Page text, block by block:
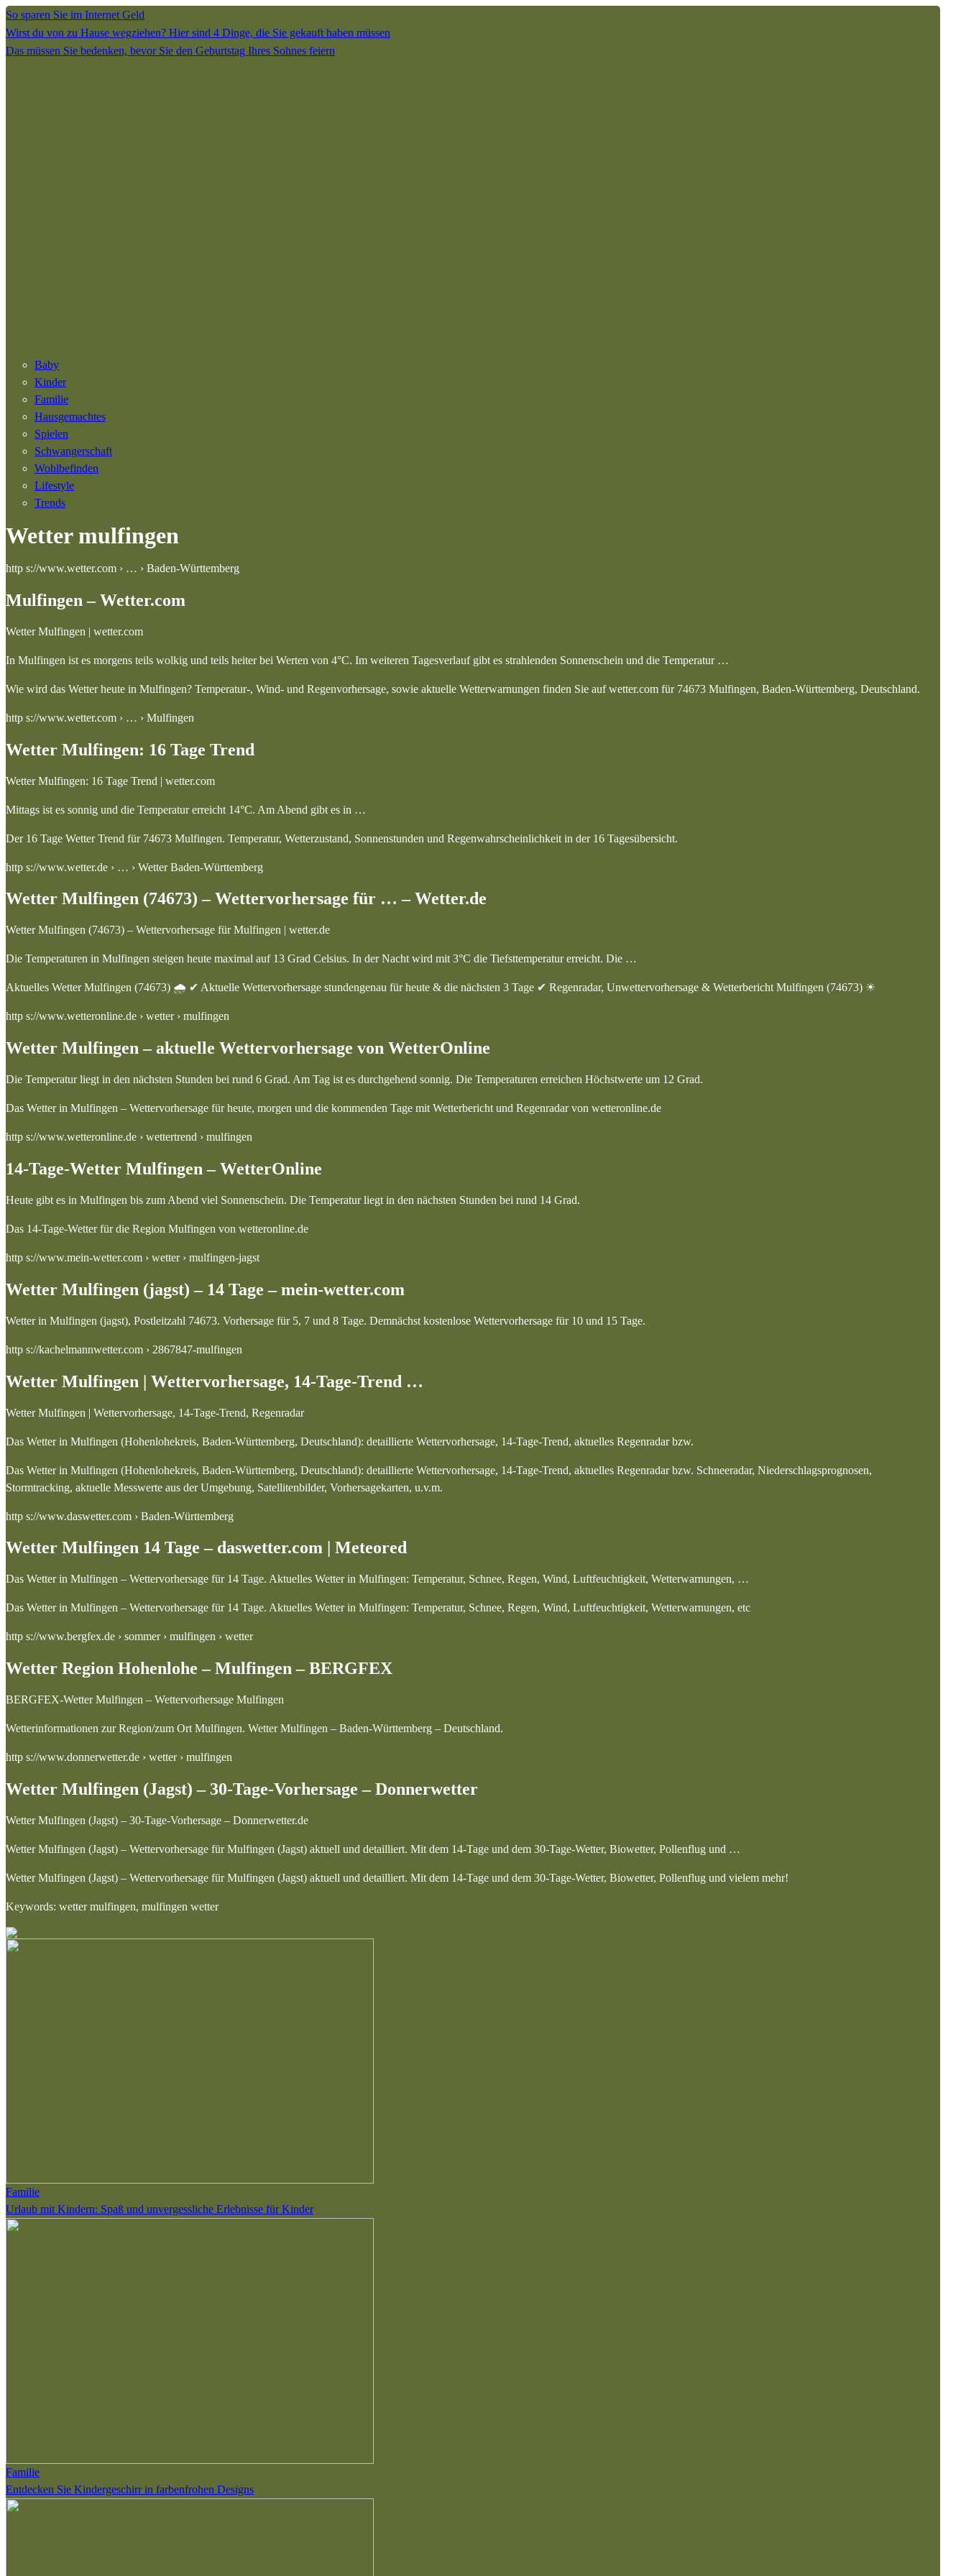
So sparen Sie im Internet Geld
Wirst du von zu Hause wegziehen? Hier sind 4 Dinge, die Sie gekauft haben müssen
Das müssen Sie bedenken, bevor Sie den Geburtstag Ihres Sohnes feiern
Baby
Kinder
Familie
Hausgemachtes
Spielen
Schwangerschaft
Wohlbefinden
Lifestyle
Trends
Wetter mulfingen
http s://www.wetter.com › … › Baden-Württemberg
Mulfingen – Wetter.com
Wetter Mulfingen | wetter.com
In Mulfingen ist es morgens teils wolkig und teils heiter bei Werten von 4°C. Im weiteren Tagesverlauf gibt es strahlenden Sonnenschein und die Temperatur …
Wie wird das Wetter heute in Mulfingen? Temperatur-, Wind- und Regenvorhersage, sowie aktuelle Wetterwarnungen finden Sie auf wetter.com für 74673 Mulfingen, Baden-Württemberg, Deutschland.
http s://www.wetter.com › … › Mulfingen
Wetter Mulfingen: 16 Tage Trend
Wetter Mulfingen: 16 Tage Trend | wetter.com
Mittags ist es sonnig und die Temperatur erreicht 14°C. Am Abend gibt es in …
Der 16 Tage Wetter Trend für 74673 Mulfingen. Temperatur, Wetterzustand, Sonnenstunden und Regenwahrscheinlichkeit in der 16 Tagesübersicht.
http s://www.wetter.de › … › Wetter Baden-Württemberg
Wetter Mulfingen (74673) – Wettervorhersage für … – Wetter.de
Wetter Mulfingen (74673) – Wettervorhersage für Mulfingen | wetter.de
Die Temperaturen in Mulfingen steigen heute maximal auf 13 Grad Celsius. In der Nacht wird mit 3°C die Tiefsttemperatur erreicht. Die …
Aktuelles Wetter Mulfingen (74673) 🌧️ ✔ Aktuelle Wettervorhersage stundengenau für heute & die nächsten 3 Tage ✔ Regenradar, Unwettervorhersage & Wetterbericht Mulfingen (74673) ☀
http s://www.wetteronline.de › wetter › mulfingen
Wetter Mulfingen – aktuelle Wettervorhersage von WetterOnline
Die Temperatur liegt in den nächsten Stunden bei rund 6 Grad. Am Tag ist es durchgehend sonnig. Die Temperaturen erreichen Höchstwerte um 12 Grad.
Das Wetter in Mulfingen – Wettervorhersage für heute, morgen und die kommenden Tage mit Wetterbericht und Regenradar von wetteronline.de
http s://www.wetteronline.de › wettertrend › mulfingen
14-Tage-Wetter Mulfingen – WetterOnline
Heute gibt es in Mulfingen bis zum Abend viel Sonnenschein. Die Temperatur liegt in den nächsten Stunden bei rund 14 Grad.
Das 14-Tage-Wetter für die Region Mulfingen von wetteronline.de
http s://www.mein-wetter.com › wetter › mulfingen-jagst
Wetter Mulfingen (jagst) – 14 Tage – mein-wetter.com
Wetter in Mulfingen (jagst), Postleitzahl 74673. Vorhersage für 5, 7 und 8 Tage. Demnächst kostenlose Wettervorhersage für 10 und 15 Tage.
http s://kachelmannwetter.com › 2867847-mulfingen
Wetter Mulfingen | Wettervorhersage, 14-Tage-Trend …
Wetter Mulfingen | Wettervorhersage, 14-Tage-Trend, Regenradar
Das Wetter in Mulfingen (Hohenlohekreis, Baden-Württemberg, Deutschland): detaillierte Wettervorhersage, 14-Tage-Trend, aktuelles Regenradar bzw.
Das Wetter in Mulfingen (Hohenlohekreis, Baden-Württemberg, Deutschland): detaillierte Wettervorhersage, 14-Tage-Trend, aktuelles Regenradar bzw. Schneeradar, Niederschlagsprognosen,
Stormtracking, aktuelle Messwerte aus der Umgebung, Satellitenbilder, Vorhersagekarten, u.v.m.
http s://www.daswetter.com › Baden-Württemberg
Wetter Mulfingen 14 Tage – daswetter.com | Meteored
Das Wetter in Mulfingen – Wettervorhersage für 14 Tage. Aktuelles Wetter in Mulfingen: Temperatur, Schnee, Regen, Wind, Luftfeuchtigkeit, Wetterwarnungen, …
Das Wetter in Mulfingen – Wettervorhersage für 14 Tage. Aktuelles Wetter in Mulfingen: Temperatur, Schnee, Regen, Wind, Luftfeuchtigkeit, Wetterwarnungen, etc
http s://www.bergfex.de › sommer › mulfingen › wetter
Wetter Region Hohenlohe – Mulfingen – BERGFEX
BERGFEX-Wetter Mulfingen – Wettervorhersage Mulfingen
Wetterinformationen zur Region/zum Ort Mulfingen. Wetter Mulfingen – Baden-Württemberg – Deutschland.
http s://www.donnerwetter.de › wetter › mulfingen
Wetter Mulfingen (Jagst) – 30-Tage-Vorhersage – Donnerwetter
Wetter Mulfingen (Jagst) – 30-Tage-Vorhersage – Donnerwetter.de
Wetter Mulfingen (Jagst) – Wettervorhersage für Mulfingen (Jagst) aktuell und detailliert. Mit dem 14-Tage und dem 30-Tage-Wetter, Biowetter, Pollenflug und …
Wetter Mulfingen (Jagst) – Wettervorhersage für Mulfingen (Jagst) aktuell und detailliert. Mit dem 14-Tage und dem 30-Tage-Wetter, Biowetter, Pollenflug und vielem mehr!
Keywords: wetter mulfingen, mulfingen wetter
Familie
Urlaub mit Kindern: Spaß und unvergessliche Erlebnisse für Kinder
Familie
Entdecken Sie Kindergeschirr in farbenfrohen Designs